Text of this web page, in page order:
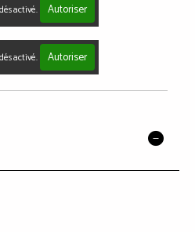
Autoriser
Autoriser